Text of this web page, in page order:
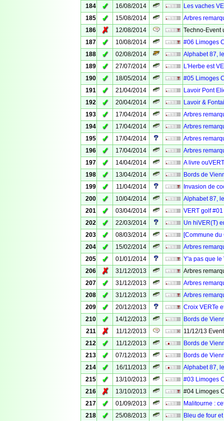
184
✓ 16/08/2014
Les vaches
185
✓ 15/08/2014
Arbres
186
✗ 12/08/2014
Techno-Event
187
✓ 10/08/2014
#06 Limoges
188
✓ 02/08/2014
Alphabet 87,
189
✓ 27/07/2014
L'Herbe est
190
✓ 18/05/2014
#05 Limoges
191
✓ 21/04/2014
Lavoir Pont
192
✓ 20/04/2014
Lavoir &
193
✓ 17/04/2014
Arbres
194
✓ 17/04/2014
Arbres
195
✓ 17/04/2014
Arbres
196
✓ 17/04/2014
Arbres
197
✓ 14/04/2014
A livre
198
✓ 13/04/2014
Bords de
199
✓ 11/04/2014
Invasion de
200
✓ 10/04/2014
Alphabet 87,
201
✓ 03/04/2014
VERT golf
202
✓ 22/03/2014
Un hiVER(T)
203
✓ 08/03/2014
[Commune
204
✓ 15/02/2014
Arbres
205
✓ 01/01/2014
Y'a pas que le
206
✗ 31/12/2013
Arbres
207
✓ 31/12/2013
Arbres
208
✓ 31/12/2013
Arbres
209
✓ 20/12/2013
Croix VERTe
210
✓ 14/12/2013
Bords de
211
✗ 11/12/2013
11/12/13
212
✓ 11/12/2013
Bords de
213
✓ 07/12/2013
Bords de
214
✓ 16/11/2013
Alphabet 87,
215
✓ 13/10/2013
#03 Limoges
216
✗ 13/10/2013
#04 Limoges
217
✓ 01/09/2013
Malitourne :
218
✓ 25/08/2013
Bleu de four